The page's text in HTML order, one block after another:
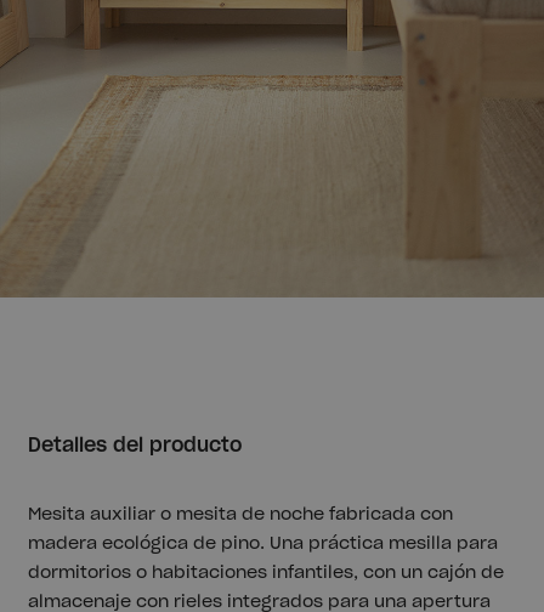
Detalles del producto
Mesita auxiliar o mesita de noche fabricada con
madera ecológica de pino. Una práctica mesilla para
dormitorios o habitaciones infantiles, con un cajón de
almacenaje con rieles integrados para una apertura